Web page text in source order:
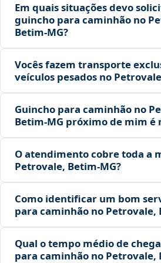
Em quais situações devo
guincho para caminhão no
Betim‑MG?
Vocês fazem transporte
veículos pesados no
Guincho para caminhão no
Betim‑MG próximo de mim é
O atendimento cobre toda a
Petrovale, Betim‑MG?
Como identificar um bom
para caminhão no Petrovale,
Qual o tempo médio de
para caminhão no Petrovale,